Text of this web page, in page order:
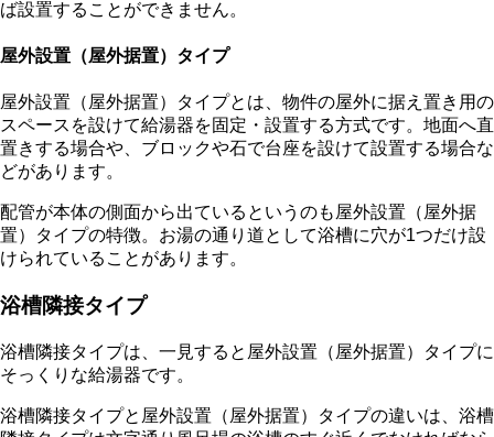
ば設置することができません。
屋外設置（屋外据置）タイプ
屋外設置（屋外据置）タイプとは、物件の屋外に据え置き用の
スペースを設けて給湯器を固定・設置する方式です。地面へ直
置きする場合や、ブロックや石で台座を設けて設置する場合な
どがあります。
配管が本体の側面から出ているというのも屋外設置（屋外据
置）タイプの特徴。お湯の通り道として浴槽に穴が1つだけ設
けられていることがあります。
浴槽隣接タイプ
浴槽隣接タイプは、一見すると屋外設置（屋外据置）タイプに
そっくりな給湯器です。
浴槽隣接タイプと屋外設置（屋外据置）タイプの違いは、浴槽